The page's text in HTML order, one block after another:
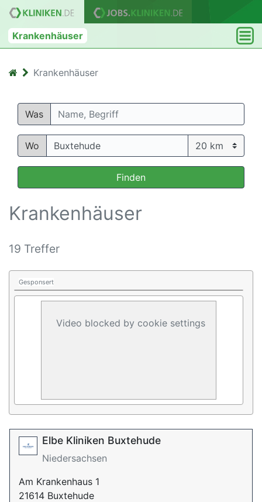
Krankenhäuser
Krankenhäuser
Was
Wo
Finden
Krankenhäuser
19 Treffer
Gesponsert
Video blocked by cookie settings
Elbe Kliniken Buxtehude
Niedersachsen
Am Krankenhaus 1
21614 Buxtehude